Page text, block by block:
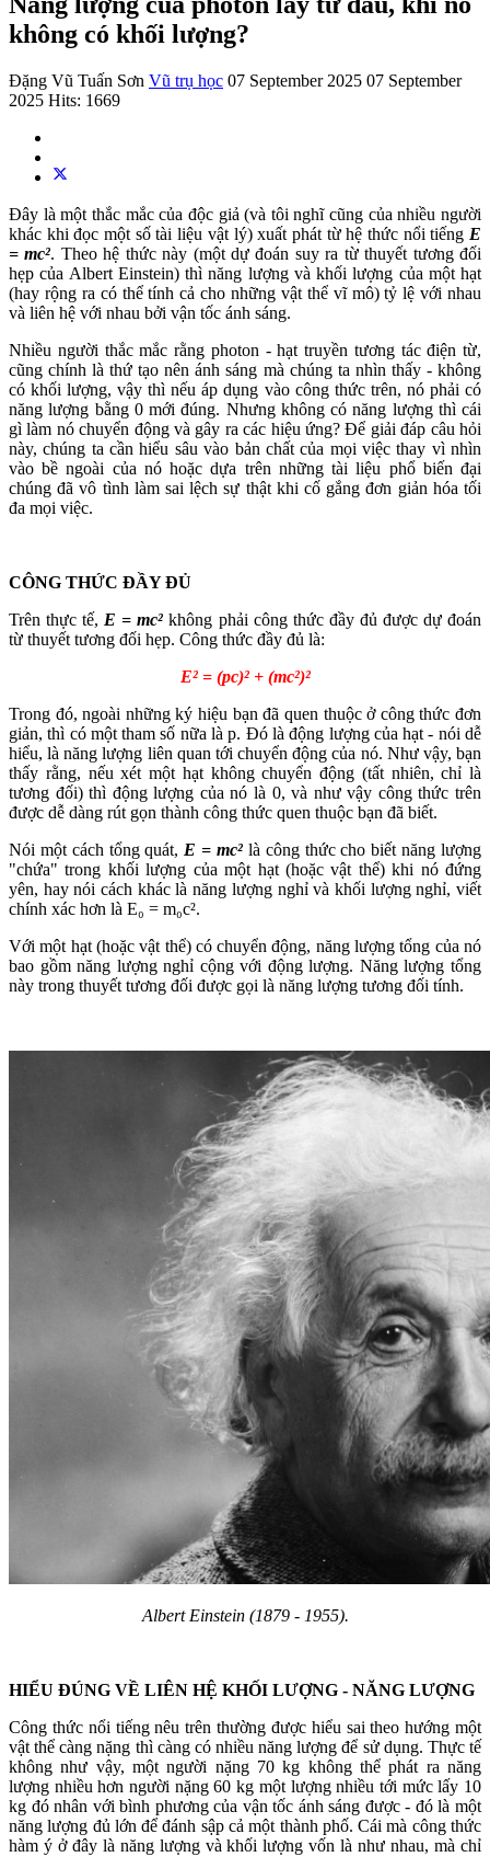
không có khối lượng?
Đặng Vũ Tuấn Sơn Vũ trụ học 07 September 2025 07 September
2025 Hits: 1669
Đây là một thắc mắc của độc giả (và tôi nghĩ cũng của nhiều người
khác khi đọc một số tài liệu vật lý) xuất phát từ hệ thức nổi tiếng E
= mc². Theo hệ thức này (một dự đoán suy ra từ thuyết tương đối
hẹp của Albert Einstein) thì năng lượng và khối lượng của một hạt
(hay rộng ra có thể tính cả cho những vật thể vĩ mô) tỷ lệ với nhau
và liên hệ với nhau bởi vận tốc ánh sáng.
Nhiều người thắc mắc rằng photon - hạt truyền tương tác điện từ,
cũng chính là thứ tạo nên ánh sáng mà chúng ta nhìn thấy - không
có khối lượng, vậy thì nếu áp dụng vào công thức trên, nó phải có
năng lượng bằng 0 mới đúng. Nhưng không có năng lượng thì cái
gì làm nó chuyển động và gây ra các hiệu ứng? Để giải đáp câu hỏi
này, chúng ta cần hiểu sâu vào bản chất của mọi việc thay vì nhìn
vào bề ngoài của nó hoặc dựa trên những tài liệu phổ biến đại
chúng đã vô tình làm sai lệch sự thật khi cố gắng đơn giản hóa tối
đa mọi việc.
CÔNG THỨC ĐẦY ĐỦ
Trên thực tế, E = mc² không phải công thức đầy đủ được dự đoán
từ thuyết tương đối hẹp. Công thức đầy đủ là:
E² = (pc)² + (mc²)²
Trong đó, ngoài những ký hiệu bạn đã quen thuộc ở công thức đơn
giản, thì có một tham số nữa là p. Đó là động lượng của hạt - nói dễ
hiểu, là năng lượng liên quan tới chuyển động của nó. Như vậy, bạn
thấy rằng, nếu xét một hạt không chuyển động (tất nhiên, chỉ là
tương đối) thì động lượng của nó là 0, và như vậy công thức trên
được dễ dàng rút gọn thành công thức quen thuộc bạn đã biết.
Nói một cách tổng quát, E = mc² là công thức cho biết năng lượng
"chứa" trong khối lượng của một hạt (hoặc vật thể) khi nó đứng
yên, hay nói cách khác là năng lượng nghỉ và khối lượng nghỉ, viết
chính xác hơn là E₀ = m₀c².
Với một hạt (hoặc vật thể) có chuyển động, năng lượng tổng của nó
bao gồm năng lượng nghỉ cộng với động lượng. Năng lượng tổng
này trong thuyết tương đối được gọi là năng lượng tương đối tính.
Albert Einstein (1879 - 1955).
HIỂU ĐÚNG VỀ LIÊN HỆ KHỐI LƯỢNG - NĂNG LƯỢNG
Công thức nổi tiếng nêu trên thường được hiểu sai theo hướng một
vật thể càng nặng thì càng có nhiều năng lượng để sử dụng. Thực tế
không như vậy, một người nặng 70 kg không thể phát ra năng
lượng nhiều hơn người nặng 60 kg một lượng nhiều tới mức lấy 10
kg đó nhân với bình phương của vận tốc ánh sáng được - đó là một
năng lượng đủ lớn để đánh sập cả một thành phố. Cái mà công thức
hàm ý ở đây là năng lượng và khối lượng vốn là như nhau, mà chỉ